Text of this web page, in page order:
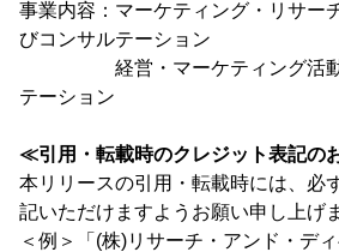
事業内容：マーケティング・リサー
びコンサルテーション
経営・マーケティング活動
テーション
≪引用・転載時のクレジット表記の
本リリースの引用・転載時には、必
記いただけますようお願い申し上げ
＜例＞「(株)リサーチ・アンド・デ